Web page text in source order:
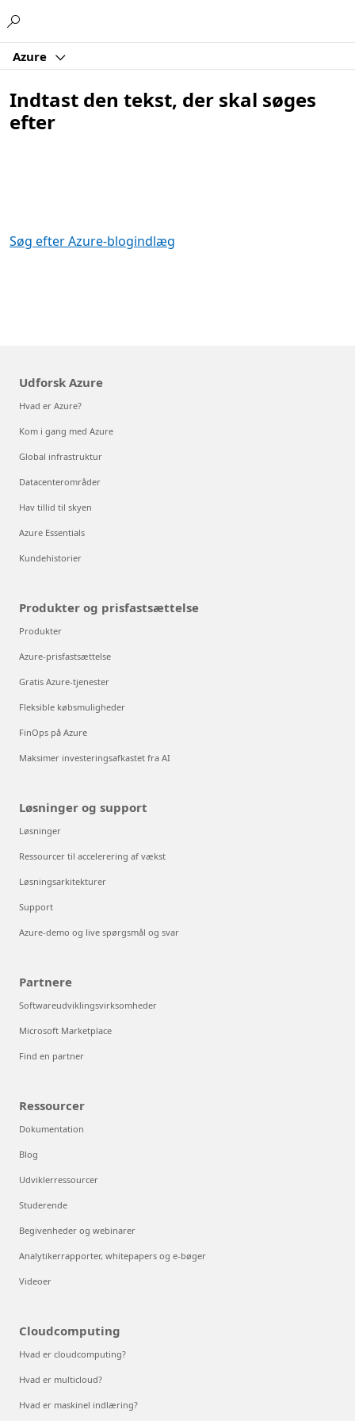
Azure
Indtast den tekst, der skal søges
efter
Søg efter Azure-blogindlæg
Udforsk Azure
Hvad er Azure?
Kom i gang med Azure
Global infrastruktur
Datacenterområder
Hav tillid til skyen
Azure Essentials
Kundehistorier
Produkter og prisfastsættelse
Produkter
Azure-prisfastsættelse
Gratis Azure-tjenester
Fleksible købsmuligheder
FinOps på Azure
Maksimer investeringsafkastet fra AI
Løsninger og support
Løsninger
Ressourcer til accelerering af vækst
Løsningsarkitekturer
Support
Azure-demo og live spørgsmål og svar
Partnere
Softwareudviklingsvirksomheder
Microsoft Marketplace
Find en partner
Ressourcer
Dokumentation
Blog
Udviklerressourcer
Studerende
Begivenheder og webinarer
Analytikerrapporter, whitepapers og e-bøger
Videoer
Cloudcomputing
Hvad er cloudcomputing?
Hvad er multicloud?
Hvad er maskinel indlæring?